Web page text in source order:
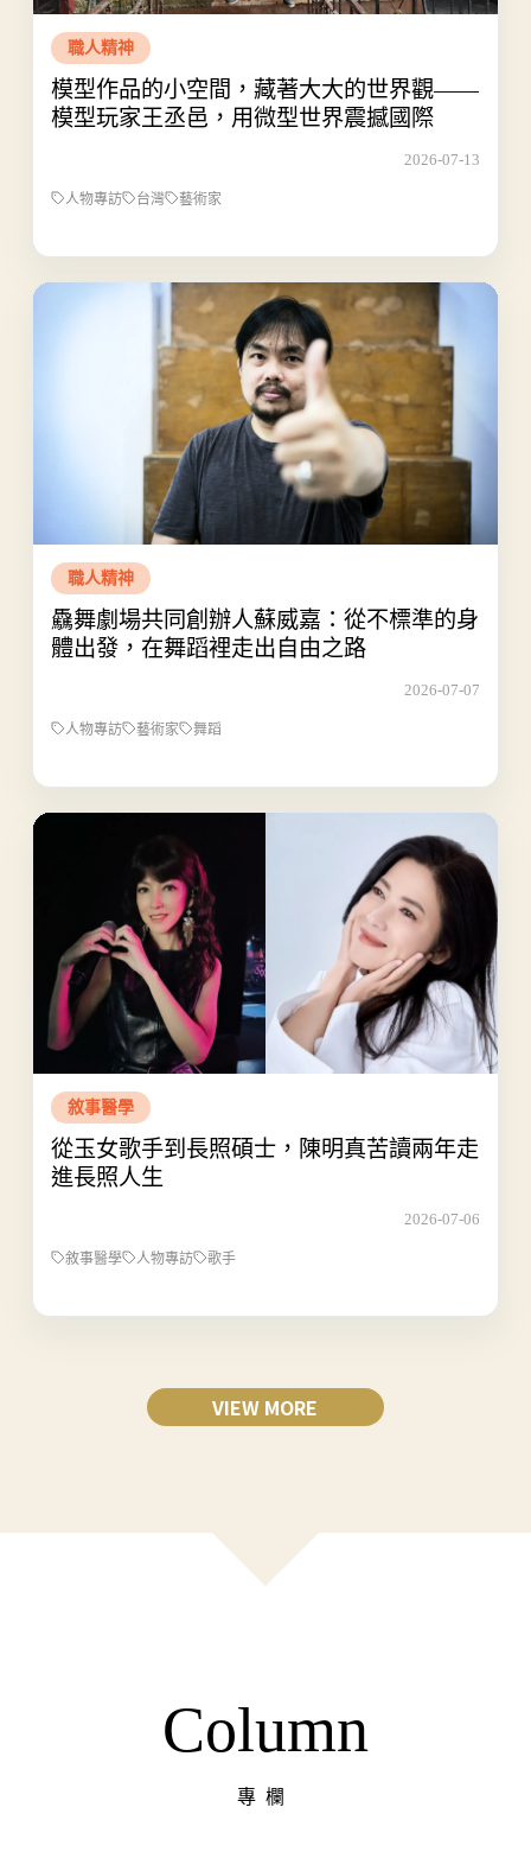
職人精神
模型作品的小空間，藏著大大的世界觀——
模型玩家王丞邑，用微型世界震撼國際
2026-07-13
人物專訪 台灣 藝術家
職人精神
驫舞劇場共同創辦人蘇威嘉：從不標準的身
體出發，在舞蹈裡走出自由之路
2026-07-07
人物專訪 藝術家 舞蹈
敘事醫學
從玉女歌手到長照碩士，陳明真苦讀兩年走
進長照人生
2026-07-06
敘事醫學 人物專訪 歌手
VIEW MORE
Column
專欄